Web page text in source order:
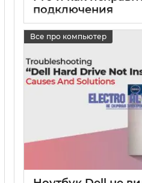
подключения
Все про компьютер